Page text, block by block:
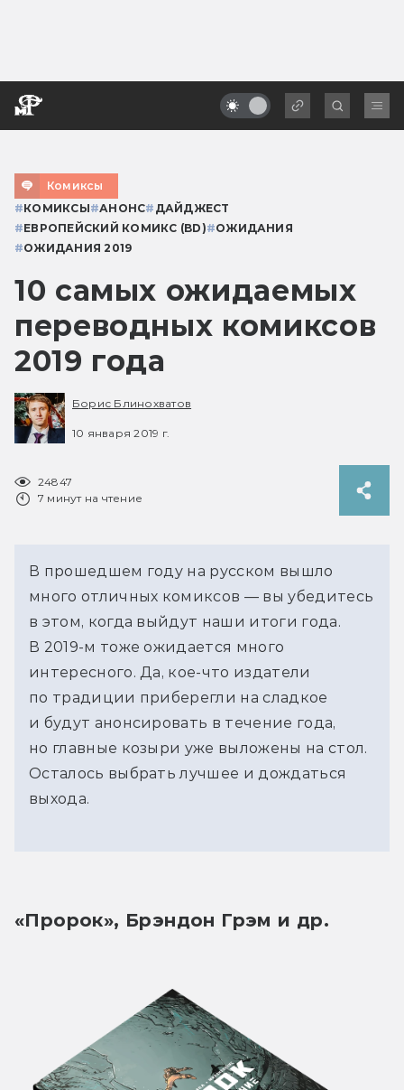
Комиксы
#КОМИКСЫ#АНОНС# ДАЙДЖЕСТ
#ЕВРОПЕЙСКИЙ КОМИКС (BD)#ОЖИДАНИЯ
#ОЖИДАНИЯ 2019
10 самых ожидаемых
переводных комиксов
2019 года
Борис Блинохватов
10 января 2019 г.
24847
7 минут на чтение
В прошедшем году на русском вышло
много отличных комиксов — вы убедитесь
в этом, когда выйдут наши итоги года.
В 2019-м тоже ожидается много
интересного. Да, кое-что издатели
по традиции приберегли на сладкое
и будут анонсировать в течение года,
но главные козыри уже выложены на стол.
Осталось выбрать лучшее и дождаться
выхода.
«Пророк», Брэндон Грэм и др.